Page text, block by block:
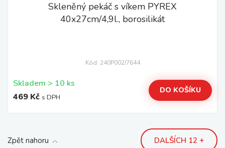
Skleněný pekáč s víkem PYREX
40x27cm/4,9l., borosilikát
Kód: 240P002/7644
Skladem > 10 ks
469 Kč s DPH
DO KOŠÍKU
Zpět nahoru DALŠÍCH 12 +